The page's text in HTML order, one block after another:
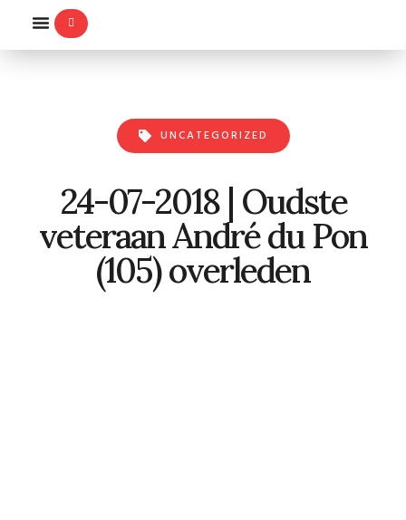
UNCATEGORIZED
24-07-2018 | Oudste
veteraan André du Pon
(105) overleden